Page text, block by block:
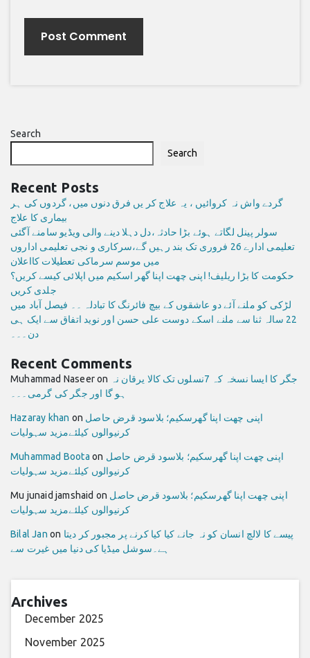
Search
Search
Recent Posts
گردے واش نہ کروائیں ، یہ علاج کر یں فرق دنوں میں، گردوں کی ہر
بیماری کا علاج
سولر پینل لگاتے ہوئے بڑا حادثہ،دل دہلا دینے والی ویڈیو سامنے آگئی
تعلیمی ادارے 26 فروری تک بند رہیں گے،سرکاری و نجی تعلیمی اداروں
میں موسم سرماکی تعطیلات کااعلان
حکومت کا بڑا ریلیف! اپنی چھت اپنا گھر اسکیم میں اپلائی کیسے کریں؟
جلدی کریں
لڑکی کو ملنے آئے دو عاشقوں کے بیچ فائرنگ کا تبادلہ ۔۔ فیصل آباد میں
22 سالہ ثنا سے ملنے اسکے دوست علی حسن اور نوید اتفاق سے ایک ہی
دن۔۔۔
Recent Comments
Muhammad Naseeron
جگر کا ایسا نسخہ کہ 7نسلوں تک کالا یرقان نہ
ہو گا اور جگر کی گرمی۔۔۔
Hazaray khan on اپنی چھت اپنا گھرسکیم؛ بلاسود قرض حاصل
کرنیوالوں کیلئےمزید سہولیات
Muhammad Boota on اپنی چھت اپنا گھرسکیم؛ بلاسود قرض حاصل
کرنیوالوں کیلئےمزید سہولیات
Mu junaid jamshaid on اپنی چھت اپنا گھرسکیم؛ بلاسود قرض حاصل
کرنیوالوں کیلئےمزید سہولیات
Bilal Jan on پیسے کا لالچ انسان کو نہ جانے کیا کیا کرنے پر مجبور کر دیتا
ہے۔سوشل میڈیا کی دنیا میں غیرت سے
Archives
December 2025
November 2025